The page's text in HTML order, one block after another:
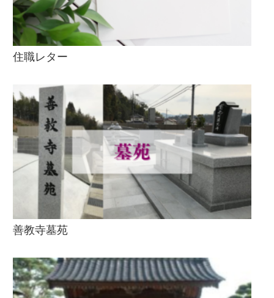
住職レター
善教寺墓苑